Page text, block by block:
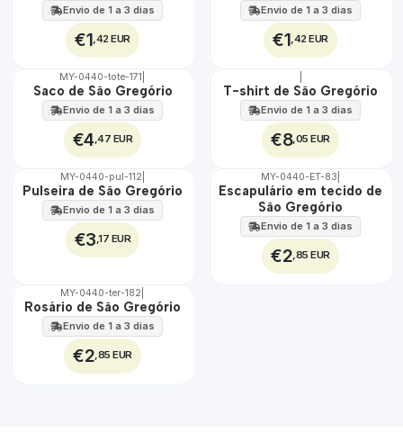
Envio de 1 a 3 dias
€1,42 EUR
Envio de 1 a 3 dias
€1,42 EUR
🇵🇹
100%
MY-0440-tote-171
Saco de São Gregório
Envio de 1 a 3 dias
€4,47 EUR
🇵🇹
100%
T-shirt de São Gregório
Envio de 1 a 3 dias
€8,05 EUR
🇵🇹
100%
MY-0440-pul-112
Pulseira de São Gregório
Envio de 1 a 3 dias
€3,17 EUR
🇵🇹
100%
ÁGUA
MY-0440-ET-83
Escapulário em tecido de
São Gregório
Envio de 1 a 3 dias
€2,85 EUR
🇵🇹
100%
MY-0440-ter-182
Rosário de São Gregório
Envio de 1 a 3 dias
€2,85 EUR